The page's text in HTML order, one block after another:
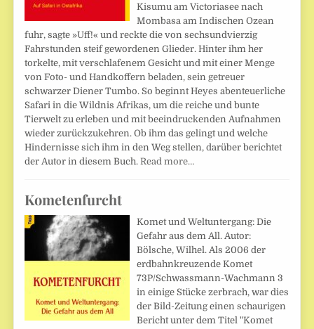
Kisumu am Victoriasee nach
Mombasa am Indischen Ozean
fuhr, sagte »Uff!« und reckte die von sechsundvierzig
Fahrstunden steif gewordenen Glieder. Hinter ihm her
torkelte, mit verschlafenem Gesicht und mit einer Menge
von Foto- und Handkoffern beladen, sein getreuer
schwarzer Diener Tumbo. So beginnt Heyes abenteuerliche
Safari in die Wildnis Afrikas, um die reiche und bunte
Tierwelt zu erleben und mit beeindruckenden Aufnahmen
wieder zurückzukehren. Ob ihm das gelingt und welche
Hindernisse sich ihm in den Weg stellen, darüber berichtet
der Autor in diesem Buch. Read more…
Kometenfurcht
Komet und Weltuntergang: Die
Gefahr aus dem All. Autor:
Bölsche, Wilhel. Als 2006 der
erdbahnkreuzende Komet
73P/Schwassmann-Wachmann 3
in einige Stücke zerbrach, war dies
der Bild-Zeitung einen schaurigen
Bericht unter dem Titel "Komet